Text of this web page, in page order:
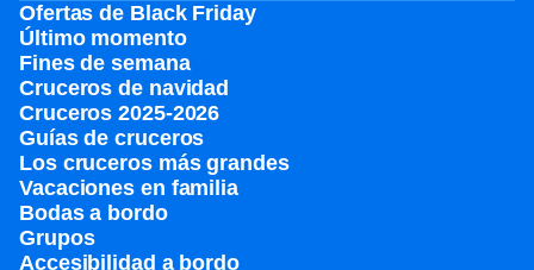
Ofertas de Black Friday
Último momento
Fines de semana
Cruceros de navidad
Cruceros 2025-2026
Guías de cruceros
Los cruceros más grandes
Vacaciones en familia
Bodas a bordo
Grupos
Accesibilidad a bordo